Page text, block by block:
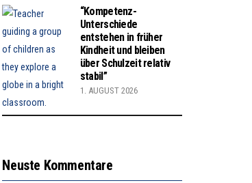
“Kompetenz-
Unterschiede
entstehen in früher
Kindheit und bleiben
über Schulzeit relativ
stabil”
1. AUGUST 2026
Neuste Kommentare